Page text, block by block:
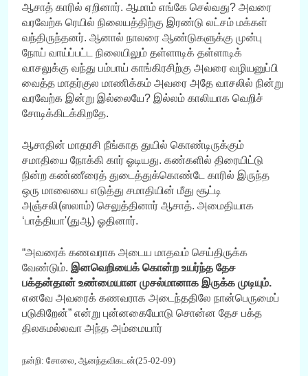
ஆசாத் காரில் ஏறினார். ஆமாம் எங்கே செல்வது? அவரை
வரவேற்க ரெயில் நிலையத்திற்கு இரண்டு லட்சம் மக்கள்
வந்திருந்தனர். ஆனால் நாலரை ஆண்டுகளுக்கு முன்பு
நோய் வாய்ப்பட்ட நிலையிலும் தள்ளாடிக் தள்ளாடிக்
வாசலுக்கு வந்து பம்பாய் காங்கிரசிற்கு அவரை வழியனுப்பி
வைத்த மாதர்குல மாணிக்கம் அவரை அதே வாசலில் நின்று
வரவேற்க இன்று இல்லையே? இல்லம் காலியாக வெறிச்
சோடிக்கிடக்கிறதே.
ஆசாதின் மாதரசி நீங்காத துயில் கொண்டிருக்கும்
சமாதியை நோக்கி கார் ஓடியது. கண்களில் திரையிட்டு
நின்ற கண்ணீரைத் துடைத்துக்கொண்டே காரில் இருந்த
ஒரு மாலையை எடுத்து சமாதியின் மீது சூட்டி
அஞ்சலி(ஸலாம்) செலுத்தினார் ஆசாத். அமைதியாக
‘பாத்தியா'(துஆ) ஓதினார்.
“அவரைக் கணவராக அடைய மாதவம் செய்திருக்க
வேண்டும். இனவெறியைக் கொன்ற உயர்ந்த தேச
பக்தன்தான் உண்மையான முசல்மானாக இருக்க முடியும்.
எனவே அவரைக் கணவராக அடைந்ததிலே நான்பெருமைப்
படுகிறேன்” என்று புன்னகையோடு சொன்ன தேச பக்த
திலகமல்லவா அந்த அம்மையார்
நன்றி: சோலை, ஆனந்தவிகடன்(25-02-09)